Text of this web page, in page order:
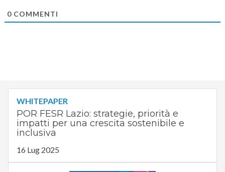
0COMMENTI
WHITEPAPER
POR FESR Lazio: strategie, priorità e
impatti per una crescita sostenibile e
inclusiva
16 Lug 2025